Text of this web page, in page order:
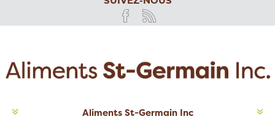
Aliments St-Germain Inc